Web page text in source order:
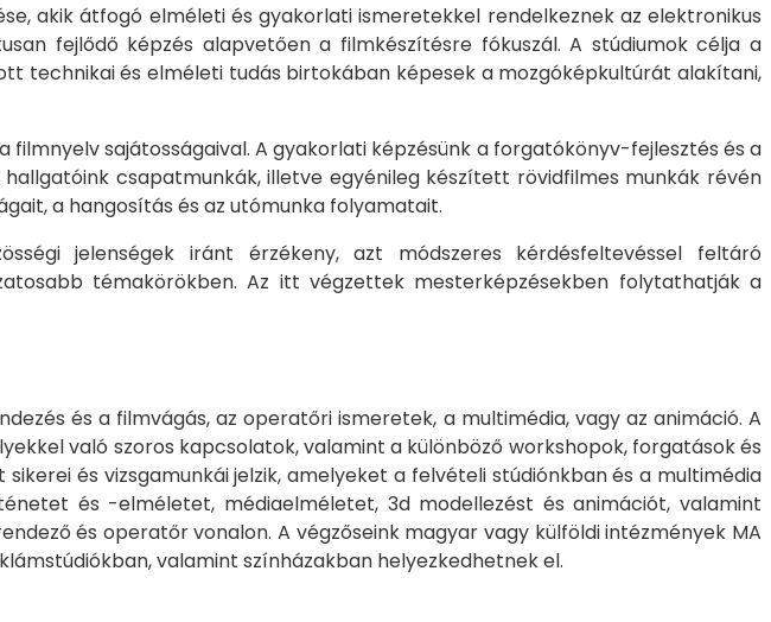
akik átfogó elméleti és gyakorlati ismeretekkel rendelkeznek az elektronikus
fejlődő képzés alapvetően a filmkészítésre fókuszál. A stúdiumok célja a
technikai és elméleti tudás birtokában képesek a mozgóképkultúrát alakítani,
sajátosságaival. A gyakorlati képzésünk a forgatókönyv-fejlesztés és a
csapatmunkák, illetve egyénileg készített rövidfilmes munkák révén
a hangosítás és az utómunka folyamatait.
jelenségek iránt érzékeny, azt módszeres kérdésfeltevéssel feltáró
témakörökben. Az itt végzettek mesterképzésekben folytathatják a
és a filmvágás, az operatőri ismeretek, a multimédia, vagy az animáció. A
való szoros kapcsolatok, valamint a különböző workshopok, forgatások és
és vizsgamunkái jelzik, amelyeket a felvételi stúdiónkban és a multimédia
és -elméletet, médiaelméletet, 3d modellezést és animációt, valamint
és operatőr vonalon. A végzőseink magyar vagy külföldi intézmények MA
valamint színházakban helyezkedhetnek el.